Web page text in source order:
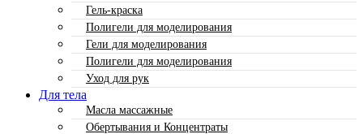
Гель-краска
Полигели для моделирования
Гели для моделирования
Полигели для моделирования
Уход для рук
Для тела
Масла массажные
Обертывания и Концентраты